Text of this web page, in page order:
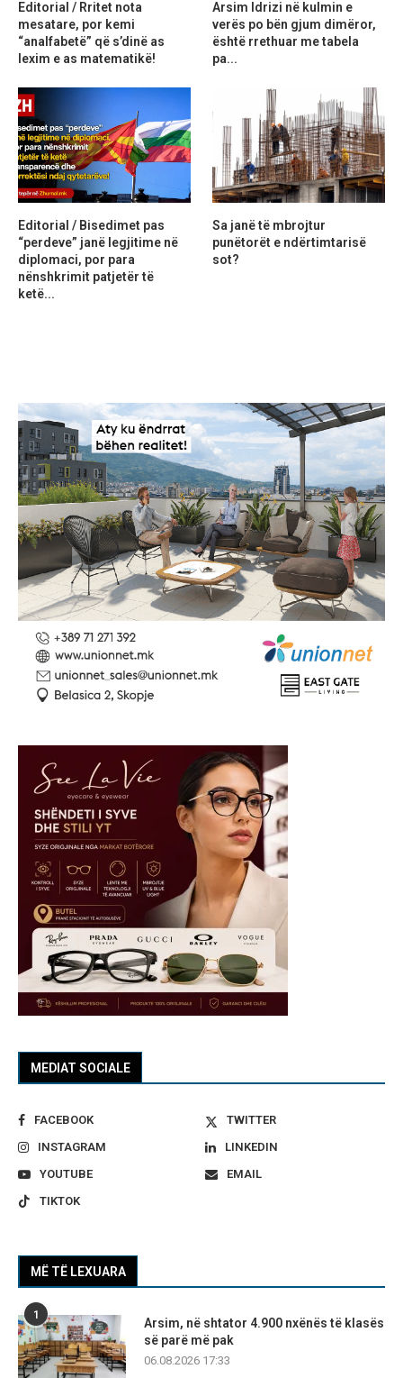
MEDIAT SOCIALE
FACEBOOK
TWITTER
INSTAGRAM
LINKEDIN
YOUTUBE
EMAIL
TIKTOK
MË TË LEXUARA
1
Arsim, në shtator 4.900 nxënës të klasës
së parë më pak
06.08.2026 17:33
Editorial / Rritet nota
mesatare, por kemi
“analfabetë” që s’dinë as
lexim e as matematikë!
Arsim Idrizi në kulmin e
verës po bën gjum dimëror,
është rrethuar me tabela
pa...
Editorial / Bisedimet pas
“perdeve” janë legjitime në
diplomaci, por para
nënshkrimit patjetër të
ketë...
Sa janë të mbrojtur
punëtorët e ndërtimtarisë
sot?